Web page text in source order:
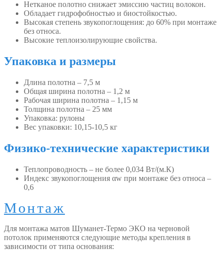
Нетканое полотно снижает эмиссию частиц волокон.
Обладает гидрофобностью и биостойкостью.
Высокая степень звукопоглощения: до 60% при монтаже
без относа.
Высокие теплоизолирующие свойства.
Упаковка и размеры
Длина полотна – 7,5 м
Общая ширина полотна – 1,2 м
Рабочая ширина полотна – 1,15 м
Толщина полотна – 25 мм
Упаковка: рулоны
Вес упаковки: 10,15-10,5 кг
Физико-технические характеристики
Теплопроводность – не более 0,034 Вт/(м.К)
Индекс звукопоглощения αw при монтаже без относа –
0,6
Монтаж
Для монтажа матов Шуманет-Термо ЭКО на черновой
потолок применяются следующие методы крепления в
зависимости от типа основания: